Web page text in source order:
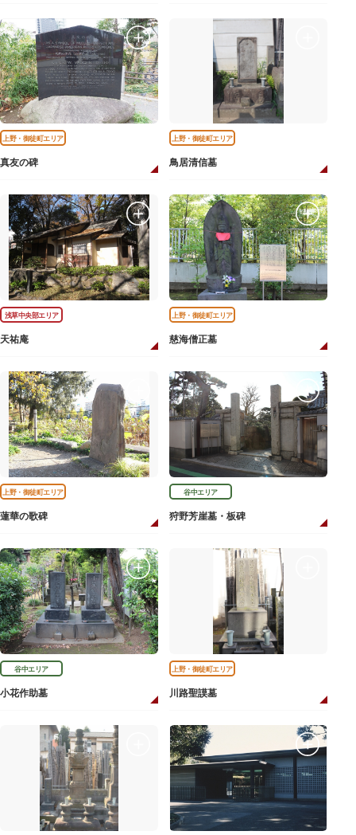
上野・御徒町エリア
真友の碑
上野・御徒町エリア
鳥居清信墓
浅草中央部エリア
天祐庵
上野・御徒町エリア
慈海僧正墓
上野・御徒町エリア
蓮華の歌碑
谷中エリア
狩野芳崖墓・板碑
谷中エリア
小花作助墓
上野・御徒町エリア
川路聖謨墓